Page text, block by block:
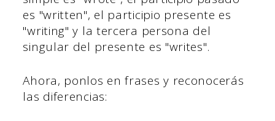
es "written", el participio presente es
"writing" y la tercera persona del
singular del presente es "writes".
Ahora, ponlos en frases y reconocerás
las diferencias: